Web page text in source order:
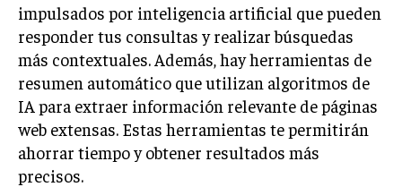
impulsados por inteligencia artificial que pueden
responder tus consultas y realizar búsquedas
más contextuales. Además, hay herramientas de
resumen automático que utilizan algoritmos de
IA para extraer información relevante de páginas
web extensas. Estas herramientas te permitirán
ahorrar tiempo y obtener resultados más
precisos.